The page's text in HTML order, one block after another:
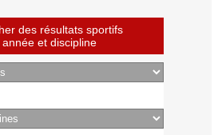
des résultats sportifs
année et discipline